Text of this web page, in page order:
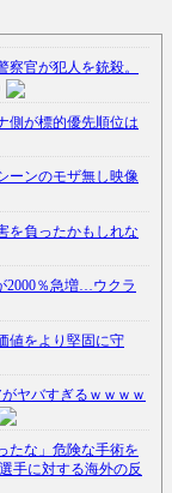
察官が犯人を銃殺。
側が標的優先順位は
ーンのモザ無し映像
を負ったかもしれな
2000％急増…ウクラ
値をより堅固に守
ヤバすぎるｗｗｗｗ
たな」危険な手術を
手に対する海外の反